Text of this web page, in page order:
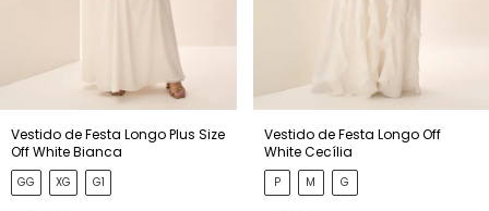
Vestido de Festa Longo Plus Size
Off White Bianca
GG XG G1
Vestido de Festa Longo Off
White Cecília
P M G